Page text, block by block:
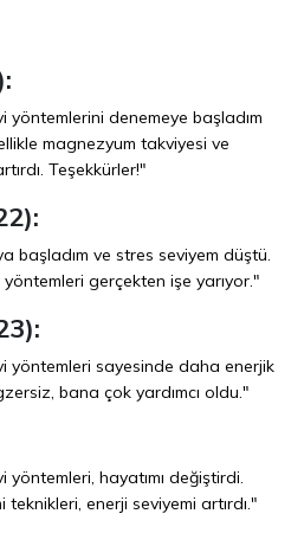
denemeye başladım
magnezyum takviyesi ve
Teşekkürler!"
başladım ve stres seviyem düştü.
gerçekten işe yarıyor."
yöntemleri sayesinde daha enerjik
bana çok yardımcı oldu."
hayatımı değiştirdi.
enerji seviyemi artırdı."